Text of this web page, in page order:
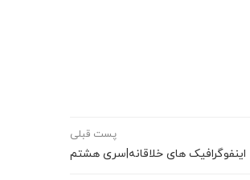
پست قبلی
اینفوگرافیک های خلاقانه|سری هشتم